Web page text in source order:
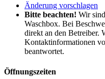
Änderung vorschlagen
Bitte beachten! Wir sind
Waschbox. Bei
direkt an den Betreiber.
Kontaktinformationen
beantwortet.
Öffnungszeiten